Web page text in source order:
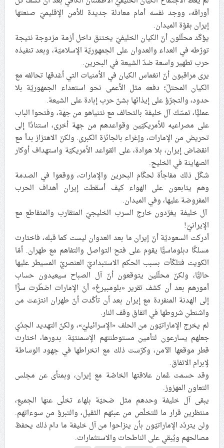
علماء البحرين: طلب الترخيص والإجازة من السلطة في
ممارسة الشعائر الحسينيّة هو في حقيقته محاربة لقضيّة
الإمام الحسين «ع»
لجنة مراسم الوداع والتشييع ومواراة الجثمان للإمام الشهيد
السيّد علي الحسيني الخامنئي تنشر تفاصيل التشييع في
إيران والعراق
أوراقه، ووجد نفسه أمام معادلة جديدة للأمن الإقليميّ صنعتها
إيران بقوّة الميدان.
يؤكّد محلّلون أنّ الكيان الخليفيّ يختنق داخل أزمة مزدوجة نتيجة
تورّطه في العداء والعدوان على الجمهوريّة الإسلاميّة، وبعد تنفيذه
حرب تطهير واسعة ضدّ الشيعة في البحرين.
يرى مراقبون أنّ انغماس الكيان في الأمنيات التي أغدقها تحالفه مع
الكيان المحتلّ؛ دفعه مثل الأعمى نحو استعداء الجمهوريّة بلا
حدود، والتجرّؤ على إيذائها بشنّ حرب إبادة على الشيعة.
عمليًّا، تمسّك آل خليفة بالتحالف مع نتنياهو من جهة، وفتحوا الباب
على مصراعيه للأمريكيّين وقواعدهم من جهة أخرى، استنادًا إلى
تحريض من الإمارات، وإغراء بالجائزة الكبرى. ولكنّ الاهتزاز بدأ مع
انقضاض إيران، بلا هوادة، على القواعد الأمريكيّة واستهداف أوكار
الصهاينة في الخليج.
شكّل ذلك مفاجأة لحكّام البحرين والإمارات، ووقعوا في الصدمة
وهم يتابعون على الهواء كيف أسقطت إيران أهداف الحرب
المفروضة عليها، وفي الميدان.
آل خليفة يغرّدون خارج السرب الخليجيّ المتقارب والمتقاطع مع
الإيرانيّ!
أدركت السعوديّة أنّ إيران ما بعد العدوان ليست كما قبله، فاختارت
مسلكًا دبلوماسيًّا يقوم على فتح التواصل والتفاهم مع طهران. أمّا
الكويت فتلكّأت بسبب الحكم الاستبداديّ العنصريّ المسيطر عليها
حاليًّا، ولكنّ محلّلين يتوقعون أنّ آل الصباح سيعيدون حساب
أمورهم بعد أن كشف تقرير «بلومبيرغ» أنّ الإمارات اضطّرت سرًّا
إلى الهدنة المنفردة مع إيران بعد أن تأكّدت أنّ طهران انتزعت من
واشنطن شروطها في اتفاق وقف النار.
لم يخرج الإماراتيّون من الحلف «الإسرائيليّ»، ولكنّ التهديد الجدّي
جعلهم يسارعون لتأمين مستوطنتهم الإسمنتيّة. بدورها، اختارت
قطر موقعها الآمن، وكرّست ذلك مع انخراطها في جهود الوساطة
لإبرام الاتفاق.
وقد حسمت عُمان علاقتها الخاصّة مع إيران، وبمنأى عن مجلس
التعاون المهزوز.
يبقى آل خليفة وحدهم مثل ضحيّة بلهاء تخلّى عنها الجميع،
منتظرين قرار ما للتخلّص من عبئهم الثقيل، والتبرؤ من سوءاتهم.
ولن يتردّد الإماراتيّون بأن ينزاحوا من آل خليفة ما دام ذلك يحفظ
مصالحهم ويُبقي على الناطحات والاستثمارات.